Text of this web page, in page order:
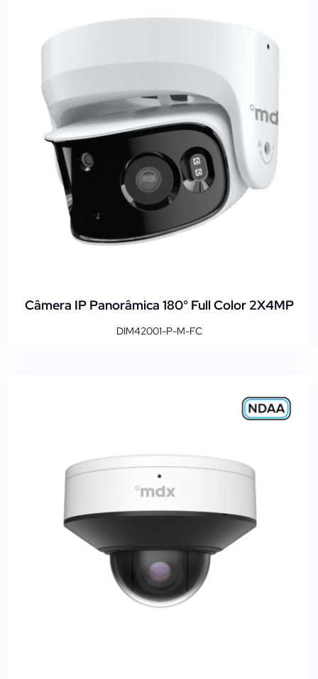
Câmera IP Panorâmica 180° Full Color 2X4MP
DIM42001-P-M-FC